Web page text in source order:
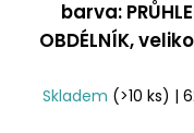
barva:
OBDÉLNÍK,
Skladem (>10 ks) |